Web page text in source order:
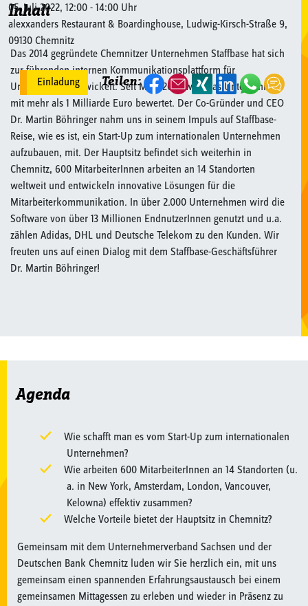
05. Juli 2022, 12:00 - 14:00 Uhr
alexxanders Restaurant & Boardinghouse, Ludwig-Kirsch-Straße 9,
09130 Chemnitz
Einladung Teilen:
Inhalt
Das 2014 gegründete Chemnitzer Unternehmen Staffbase hat sich
zur führenden internen Kommunikationsplattform für
Unternehmen entwickelt. Seit März 2022 wird das Unternehmen
mit mehr als 1 Milliarde Euro bewertet. Der Co-Gründer und CEO
Dr. Martin Böhringer nahm uns in seinem Impuls auf Staffbase-
Reise, wie es ist, ein Start-Up zum internationalen Unternehmen
aufzubauen, mit. Der Hauptsitz befindet sich weiterhin in
Chemnitz, 600 MitarbeiterInnen arbeiten an 14 Standorten
weltweit und entwickeln innovative Lösungen für die
Mitarbeiterkommunikation. In über 2.000 Unternehmen wird die
Software von über 13 Millionen EndnutzerInnen genutzt und u.a.
zählen Adidas, DHL und Deutsche Telekom zu den Kunden. Wir
freuten uns auf einen Dialog mit dem Staffbase-Geschäftsführer
Dr. Martin Böhringer!
Agenda
Wie schafft man es vom Start-Up zum internationalen
Unternehmen?
Wie arbeiten 600 MitarbeiterInnen an 14 Standorten (u.
a. in New York, Amsterdam, London, Vancouver,
Kelowna) effektiv zusammen?
Welche Vorteile bietet der Hauptsitz in Chemnitz?
Gemeinsam mit dem Unternehmerverband Sachsen und der
Deutschen Bank Chemnitz luden wir Sie herzlich ein, mit uns
gemeinsam einen spannenden Erfahrungsaustausch bei einem
gemeinsamen Mittagessen zu erleben und wieder in Präsenz zu